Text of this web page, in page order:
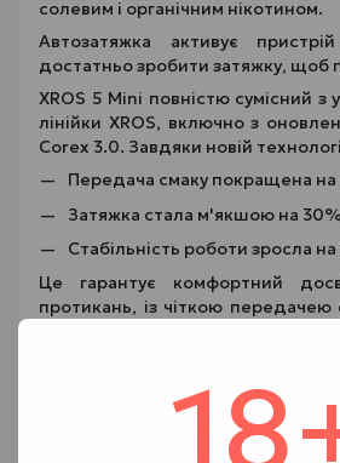
солевим і органічним нікотином.
Автозатяжка активує
достатньо зробити затяжку, щоб
XROS 5 Mini повністю сумісний з
лінійки XROS, включно з
Corex 3.0. Завдяки новій
Передача смаку покращена
Затяжка стала м'якшою на
Стабільність роботи зросла
Це гарантує комфортний
протикань, із чіткою передачею
найкраще відповідає вашим
щільності пари, температури та